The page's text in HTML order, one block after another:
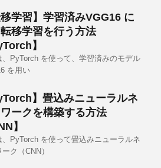
移学習】学習済みVGG16 に
移学習を行う方法
】
、PyTorch を使って、学習済みのモデル
を用い
】畳込みニューラルネ
ークを構築する方法
】
、PyTorch を使って畳込みニューラルネ
ク（CNN）